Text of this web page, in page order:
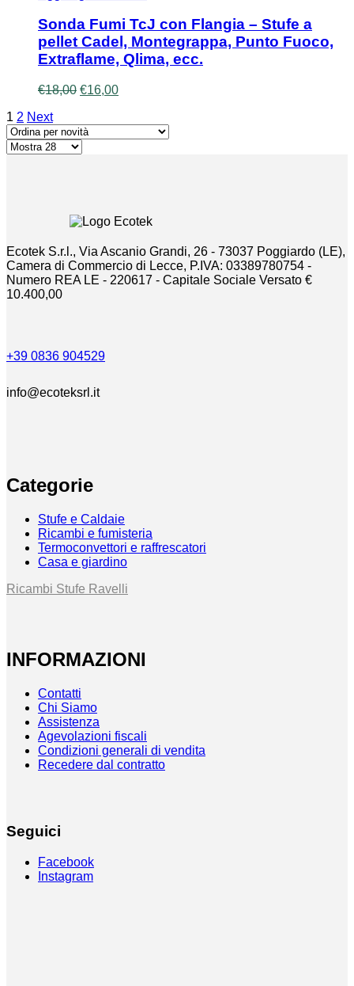
Sonda Fumi TcJ con Flangia – Stufe a
pellet Cadel, Montegrappa, Punto Fuoco,
Extraflame, Qlima, ecc.
€18,00 Il
era:
€16,00Il
1 2 Next
Ecotek S.r.l., Via Ascanio Grandi, 26 - 73037 Poggiardo (LE),
Camera di Commercio di Lecce, P.IVA: 03389780754 -
Numero REA LE - 220617 - Capitale Sociale Versato €
10.400,00
+39 0836 904529
info@ecoteksrl.it
Categorie
Stufe e Caldaie
Ricambi e fumisteria
Termoconvettori e raffrescatori
Casa e giardino
Ricambi Stufe Ravelli
INFORMAZIONI
Contatti
Chi Siamo
Assistenza
Agevolazioni fiscali
Condizioni generali di vendita
Recedere dal contratto
Seguici
Facebook
Instagram